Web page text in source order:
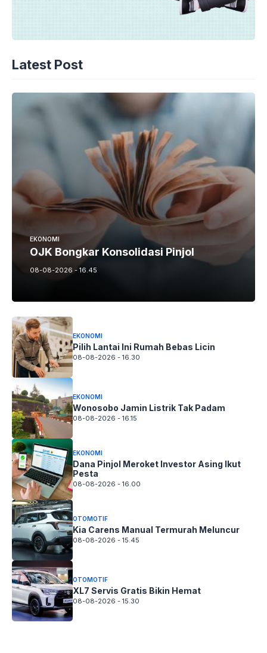
Latest Post
EKONOMI
OJK Bongkar Konsolidasi Pinjol
08-08-2026 - 16.45
EKONOMI
Pilih Lantai Ini Rumah Bebas Licin
08-08-2026 - 16.30
EKONOMI
Wonosobo Jamin Listrik Tak Padam
08-08-2026 - 16.15
EKONOMI
Dana Pinjol Meroket Investor Asing Ikut
Pesta
08-08-2026 - 16.00
OTOMOTIF
Kia Carens Manual Termurah Meluncur
08-08-2026 - 15.45
OTOMOTIF
XL7 Servis Gratis Bikin Hemat
08-08-2026 - 15.30